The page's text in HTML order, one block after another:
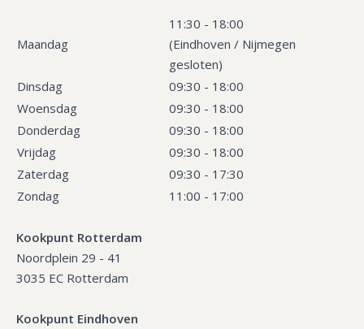
Maandag
11:30 - 18:00
(Eindhoven / Nijmegen
gesloten)
Dinsdag
09:30 - 18:00
Woensdag
09:30 - 18:00
Donderdag
09:30 - 18:00
Vrijdag
09:30 - 18:00
Zaterdag
09:30 - 17:30
Zondag
11:00 - 17:00
Kookpunt Rotterdam
Noordplein 29 - 41
3035 EC Rotterdam
Kookpunt Eindhoven